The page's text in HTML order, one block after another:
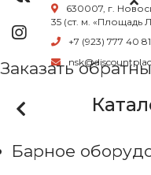
630007, г.
35 (ст. м. «Площадь
+7 (923) 777 40 81
Заказать
Барное